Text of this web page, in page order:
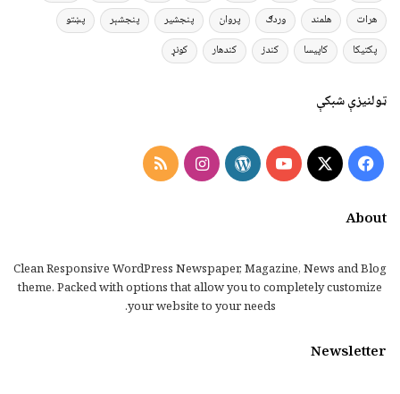
هرات
هلمند وردګ پروان پنجشیر پنجشېر
پښتو
پکتیکا
کاپیسا کندز کندهار کونړ
ټولنیزې شبکې
Facebook
X
YouTube
WordPress
Instagram
RSS
About
Clean Responsive WordPress Newspaper, Magazine, News and Blog
theme. Packed with options that allow you to completely customize
your website to your needs.
Newsletter